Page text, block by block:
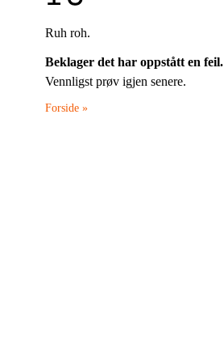
Ruh roh.
Beklager det har oppstått en feil.
Vennligst prøv igjen senere.
Forside »